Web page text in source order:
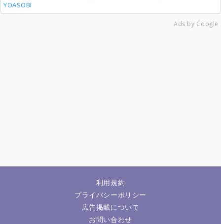
YOASOBI
Ads by Google
利用規約
プライバシーポリシー
広告掲載について
お問い合わせ